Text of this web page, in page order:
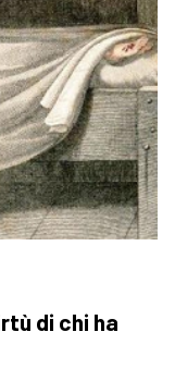
di chi ha